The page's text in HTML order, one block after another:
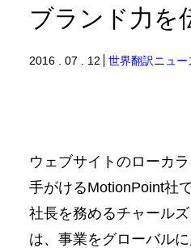
ブランド力を
2016 . 07 . 12 世界翻訳ニュー
ウェブサイトのローカ
手がけるMotionPoint社
社長を務めるチャール
は、事業をグローバル